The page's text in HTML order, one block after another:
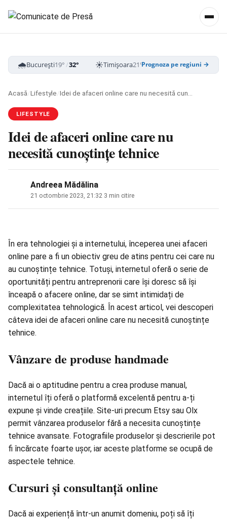
🌧️București19°/32° ☀️Timișoara21°/33° ☁️Cluj-Napoca
Prognoza pe regiuni →
Acasă/Lifestyle/
LIFESTYLE
Idei de afaceri online care nu
necesită cunoștințe tehnice
Andreea Mădălina
21 octombrie 2023, 21:32 3 min citire
În era tehnologiei și a internetului, începerea unei afaceri
online pare a fi un obiectiv greu de atins pentru cei care nu
au cunoștințe tehnice. Totuși, internetul oferă o serie de
oportunități pentru antreprenorii care își doresc să își
înceapă o afacere online, dar se simt intimidați de
complexitatea tehnologică. În acest articol, vei descoperi
câteva idei de afaceri online care nu necesită cunoștințe
tehnice.
Vânzare de produse handmade
Dacă ai o aptitudine pentru a crea produse manual,
internetul îți oferă o platformă excelentă pentru a-ți
expune și vinde creațiile. Site-uri precum Etsy sau Olx
permit vânzarea produselor fără a necesita cunoștințe
tehnice avansate. Fotografiile produselor și descrierile pot
fi încărcate foarte ușor, iar aceste platforme se ocupă de
aspectele tehnice.
Cursuri și consultanță online
Dacă ai experiență într-un anumit domeniu, poți să îți